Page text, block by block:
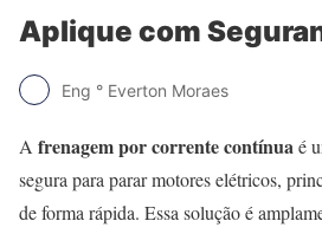
Aplique com
Eng ° Everton Moraes
A frenagem por corrente contínuaé
segura para parar motores elétricos,
de forma rápida. Essa solução é